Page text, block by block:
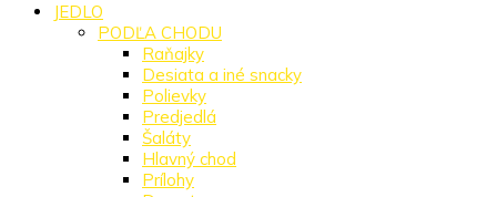
JEDLO
PODĽA CHODU
Raňajky
Desiata a iné snacky
Polievky
Predjedlá
Šaláty
Hlavný chod
Prílohy